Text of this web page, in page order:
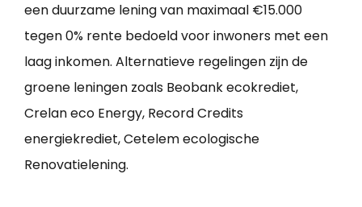
een duurzame lening van maximaal €15.000
tegen 0% rente bedoeld voor inwoners met een
laag inkomen. Alternatieve regelingen zijn de
groene leningen zoals Beobank ecokrediet,
Crelan eco Energy, Record Credits
energiekrediet, Cetelem ecologische
Renovatielening.